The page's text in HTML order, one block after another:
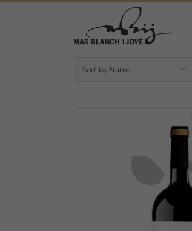
Sort by Name